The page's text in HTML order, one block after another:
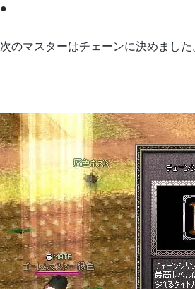
●
次のマスターはチェーンに決めました